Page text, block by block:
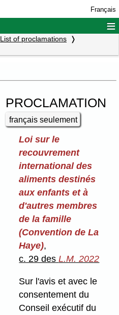
Français
≡
List of proclamations
PROCLAMATION
français seulement
Loi sur le
recouvrement
international des
aliments destinés
aux enfants et à
d'autres membres
de la famille
(Convention de La
Haye),
c. 29 desL.M. 2022
Sur l'avis et avec le
consentement du
Conseil exécutif du